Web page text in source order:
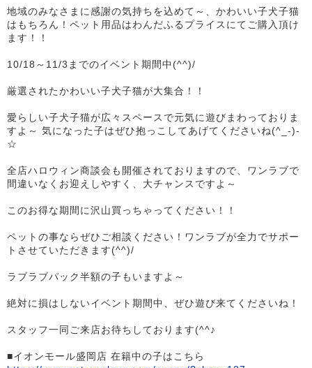
地域のみなさまに感謝の気持ちを込めて～、かわいい子犬子猫
はもちろん！ペット用品はわんだふるプライスにてご購入頂け
ます！！
10/18～11/3までのイベント期間中(^^)/
厳選されたかわいい子犬子猫が大集合！！
愛らしい子犬子猫が広々スペースで元気に遊びまわっておりま
すよ～ 気になった子はぜひ抱っこしてあげてくださいね(^_-)-
☆
全店ハロウィン商談会も開催されておりますので、ワンラブで
間違いなくお迎えしやすく、大チャンスですよ～
このお得な期間に沢山買っちゃってください！！
ペットの事ならぜひご相談ください！ワンラブが全力でサポー
トさせていただきます(^^)/
ラブラブパック半額の子もいますよ～
絶対に損はしないイベント期間中、ぜひ遊び来てくださいね！
スタッフ一同ご来店お待ちしております(^^♪
■イオンモール盛岡店 在籍中の子はこちら